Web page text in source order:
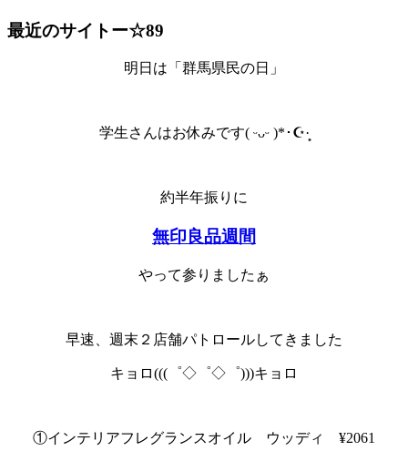
最近のサイトー☆89
明日は「群馬県民の日」
学生さんはお休みです( ᵕᴗᵕ)* ･ ☪︎·̩͙
約半年振りに
無印良品週間
やって参りましたぁ
早速、週末２店舗パトロールしてきました
キョロ(((゜◇゜◇゜)))キョロ
①インテリアフレグランスオイル ウッディ ¥2061